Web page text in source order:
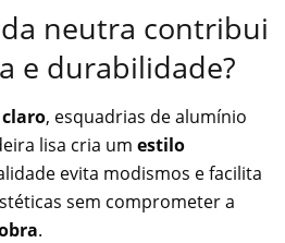
neutra contribui
e durabilidade?
, esquadrias de alumínio
lisa cria um estilo
evita modismos e facilita
sem comprometer a
.